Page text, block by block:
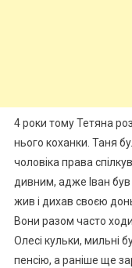
4 роки тому Тетяна
нього коханки. Таня
чоловіка права
дивним, адже Іван
жив і дихав своєю
Вони разом часто
Олесі кульки, мильні
пенсію, а раніше ще